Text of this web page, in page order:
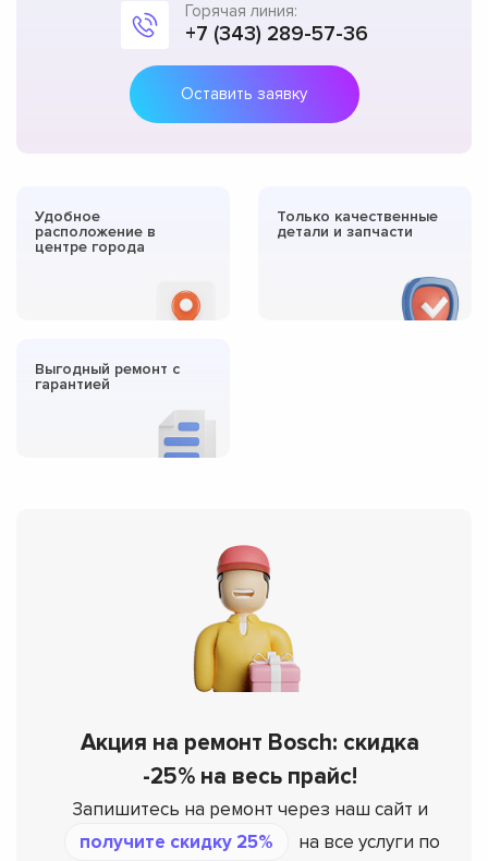
Горячая линия:
+7 (343) 289-57-36
Оставить заявку
Удобное
расположение в
центре города
Только качественные
детали и запчасти
Выгодный ремонт с
гарантией
Акция на ремонт Bosch: скидка
-25% на весь прайс!
Запишитесь на ремонт через наш сайт и
получите скидку 25%
на все услуги по